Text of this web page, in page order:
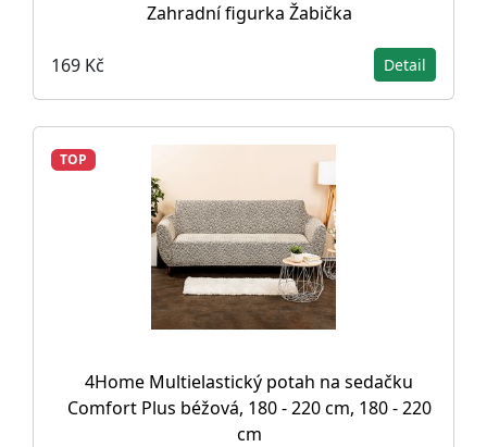
Zahradní figurka Žabička
169 Kč Detail
TOP
4Home Multielastický potah na sedačku
Comfort Plus béžová, 180 - 220 cm, 180 - 220
cm